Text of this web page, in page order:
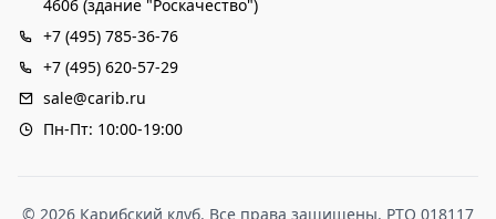
4606 (здание "Роскачество")
+7 (495) 785-36-76
+7 (495) 620-57-29
sale@carib.ru
Пн-Пт: 10:00-19:00
© 2026 Карибский клуб. Все права защищены. РТО 018117